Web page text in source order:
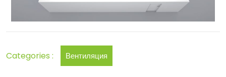
Categories : Вентиляция